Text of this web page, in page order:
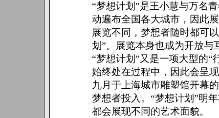
“梦想计划”是王小慧与万名
动遍布全国各大城市，因此
展览不同，梦想者随时都可
划”。展览本身也成为开放与
“梦想计划”又是一项大型的
始终处在过程中，因此会呈
九月于上海城市雕塑馆开幕
梦想者投入。“梦想计划”明
都会展现不同的艺术面貌。